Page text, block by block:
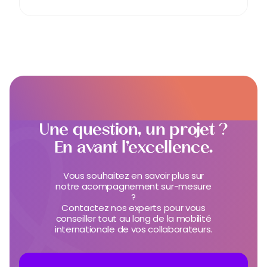
Une question, un projet ?
En avant l’excellence.
Vous souhaitez en savoir plus sur
notre acompagnement sur-mesure
?
Contactez nos experts pour vous
conseiller tout au long de la mobilité
internationale de vos collaborateurs.